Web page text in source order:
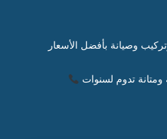
وصيانة بأفضل الأسعار
تدوم لسنوات